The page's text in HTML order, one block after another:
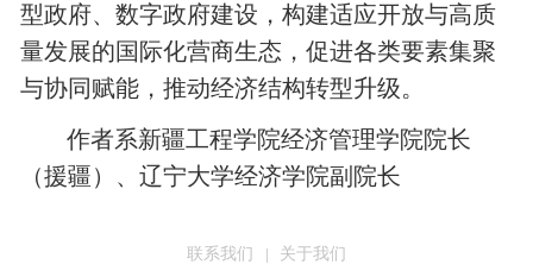
型政府、数字政府建设，构建适应开放与高质
量发展的国际化营商生态，促进各类要素集聚
与协同赋能，推动经济结构转型升级。
作者系新疆工程学院经济管理学院院长
（援疆）、辽宁大学经济学院副院长
联系我们 关于我们